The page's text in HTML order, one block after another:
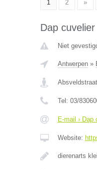
1 2 »
Dap cuvelier
Niet
Antwerpen»
Tel: 03/
E-mail › Dap
Website:
dierenarts